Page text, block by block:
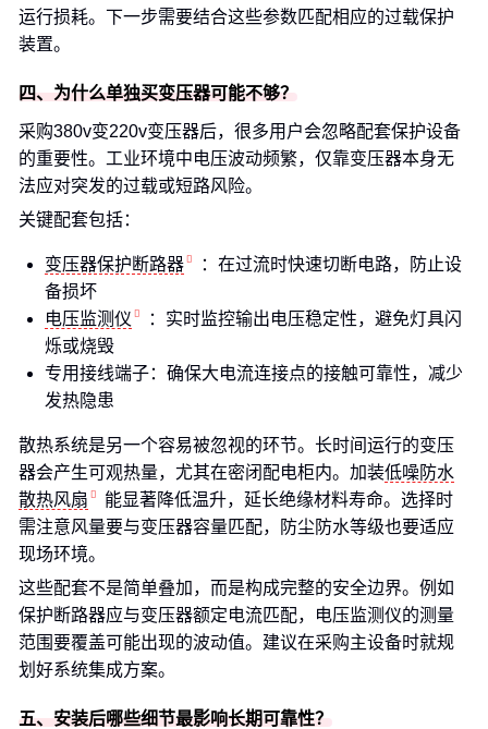
运行损耗。下一步需要结合这些参数匹配相应的过载保护
装置。
四、为什么单独买变压器可能不够？
采购380v变220v变压器后，很多用户会忽略配套保护设备
的重要性。工业环境中电压波动频繁，仅靠变压器本身无
法应对突发的过载或短路风险。
关键配套包括：
变压器保护断路器
：在过流时快速切断电路，防止设
备损坏
电压监测仪
：实时监控输出电压稳定性，避免灯具闪
烁或烧毁
专用接线端子：确保大电流连接点的接触可靠性，减少
发热隐患
散热系统是另一个容易被忽视的环节。长时间运行的变压
器会产生可观热量，尤其在密闭配电柜内。加装低噪防水
散热风扇
能显著降低温升，延长绝缘材料寿命。选择时
需注意风量要与变压器容量匹配，防尘防水等级也要适应
现场环境。
这些配套不是简单叠加，而是构成完整的安全边界。例如
保护断路器应与变压器额定电流匹配，电压监测仪的测量
范围要覆盖可能出现的波动值。建议在采购主设备时就规
划好系统集成方案。
五、安装后哪些细节最影响长期可靠性？